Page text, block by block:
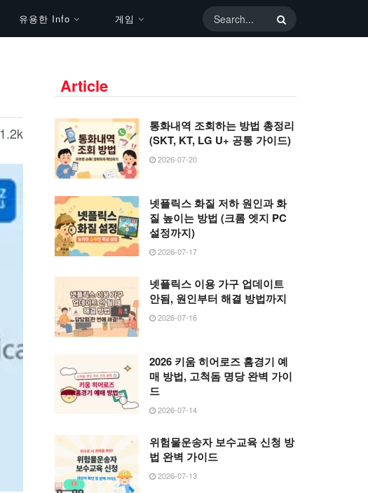
유용한 Info 게임
1.2k
Article
통화내역 조회하는 방법 총정리
(SKT, KT, LG U+ 공통 가이드)
2026-07-20
넷플릭스 화질 저하 원인과 화
질 높이는 방법 (크롬 엣지 PC
설정까지)
2026-07-17
넷플릭스 이용 가구 업데이트
안됨, 원인부터 해결 방법까지
2026-07-16
2026 키움 히어로즈 홈경기 예
매 방법, 고척돔 명당 완벽 가이
드
2026-07-14
위험물운송자 보수교육 신청 방
법 완벽 가이드
2026-07-13